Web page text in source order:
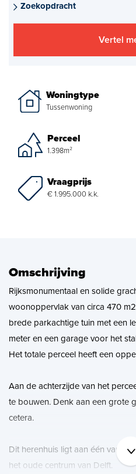
Projectadvies
Ons Team
Over Van Daal
Klantbeoordelingen
Vacatures
Nieuws
Contact
Zoekopdracht
Vertel
Woningtype
Tussenwoning
Perceel
1.398m²
Vraagprijs
€ 1.995.000 k.k.
Omschrijving
Rijksmonumentaal en solide
woonoppervlak van circa 470
brede parkachtige tuin met een
meter en een garage voor het
Het totale perceel heeft een
Aan de achterzijde van het
te bouwen. Denk aan een grote
cetera.
Dit herenhuis ligt aan één van
het oude centrum van Delft.